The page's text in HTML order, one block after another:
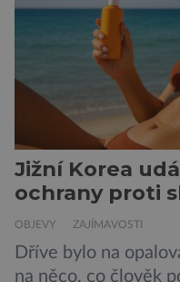
Jižní Korea
ochrany proti
OBJEVY ZAJÍMAVOSTI
Dříve bylo na
na něco, co člověk